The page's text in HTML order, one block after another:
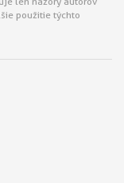
použitie týchto